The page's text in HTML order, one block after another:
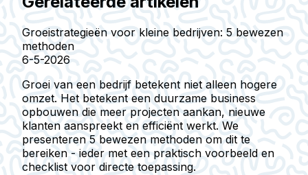
Groeistrategieën voor kleine bedrijven: 5 bewezen
methoden
6-5-2026
Groei van een bedrijf betekent niet alleen hogere
omzet. Het betekent een duurzame business
opbouwen die meer projecten aankan, nieuwe
klanten aanspreekt en efficiënt werkt. We
presenteren 5 bewezen methoden om dit te
bereiken - ieder met een praktisch voorbeeld en
checklist voor directe toepassing.